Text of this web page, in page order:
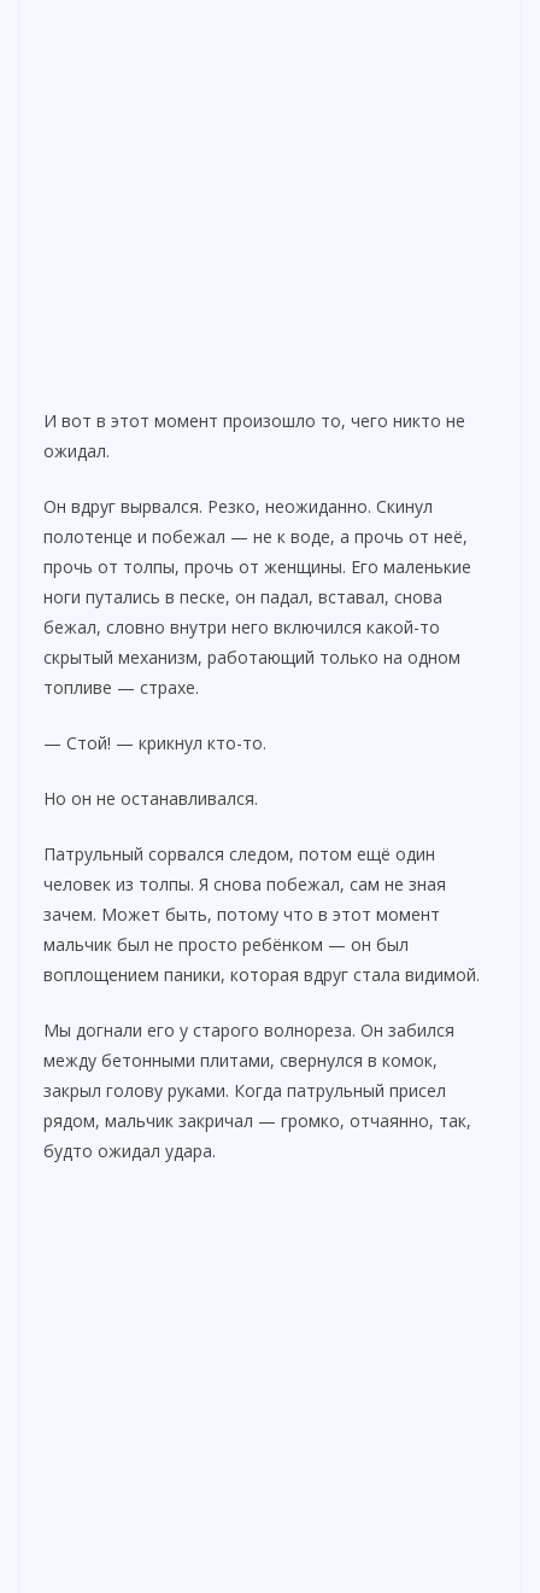
И вот в этот момент произошло то, чего никто не
ожидал.
Он вдруг вырвался. Резко, неожиданно. Скинул
полотенце и побежал — не к воде, а прочь от неё,
прочь от толпы, прочь от женщины. Его маленькие
ноги путались в песке, он падал, вставал, снова
бежал, словно внутри него включился какой-то
скрытый механизм, работающий только на одном
топливе — страхе.
— Стой! — крикнул кто-то.
Но он не останавливался.
Патрульный сорвался следом, потом ещё один
человек из толпы. Я снова побежал, сам не зная
зачем. Может быть, потому что в этот момент
мальчик был не просто ребёнком — он был
воплощением паники, которая вдруг стала видимой.
Мы догнали его у старого волнореза. Он забился
между бетонными плитами, свернулся в комок,
закрыл голову руками. Когда патрульный присел
рядом, мальчик закричал — громко, отчаянно, так,
будто ожидал удара.